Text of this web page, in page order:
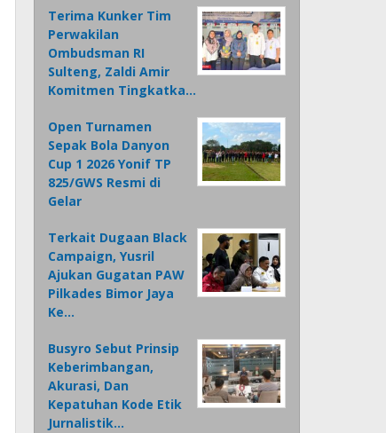
Terima Kunker Tim
Perwakilan
Ombudsman RI
Sulteng, Zaldi Amir
Komitmen Tingkatka…
Open Turnamen
Sepak Bola Danyon
Cup 1 2026 Yonif TP
825/GWS Resmi di
Gelar
Terkait Dugaan Black
Campaign, Yusril
Ajukan Gugatan PAW
Pilkades Bimor Jaya
Ke…
Busyro Sebut Prinsip
Keberimbangan,
Akurasi, Dan
Kepatuhan Kode Etik
Jurnalistik…